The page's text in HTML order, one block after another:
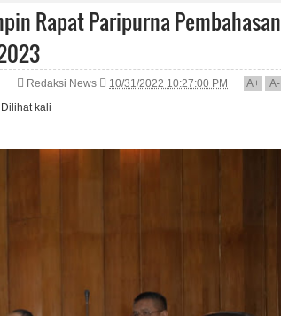
Rapat Paripurna Pembahasan
Redaksi News 10/31/2022 10:27:00 PM A+ A-
Dilihat kali